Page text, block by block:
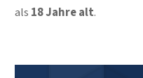
als 18 Jahre alt.